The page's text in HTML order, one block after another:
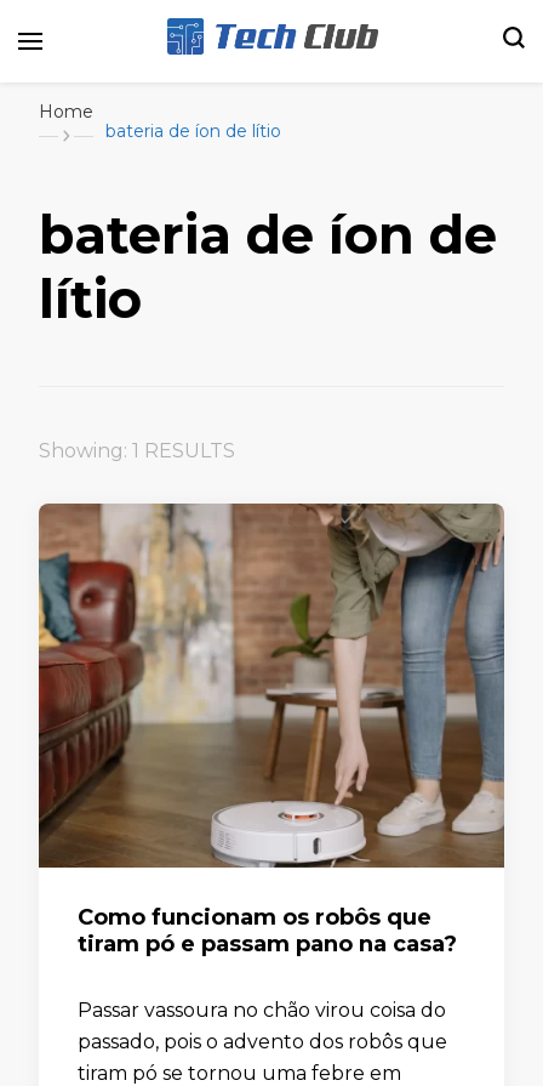
Home
bateria de íon de lítio
bateria de íon de
lítio
Showing: 1 RESULTS
Como funcionam os robôs que
tiram pó e passam pano na casa?
Passar vassoura no chão virou coisa do
passado, pois o advento dos robôs que
tiram pó se tornou uma febre em